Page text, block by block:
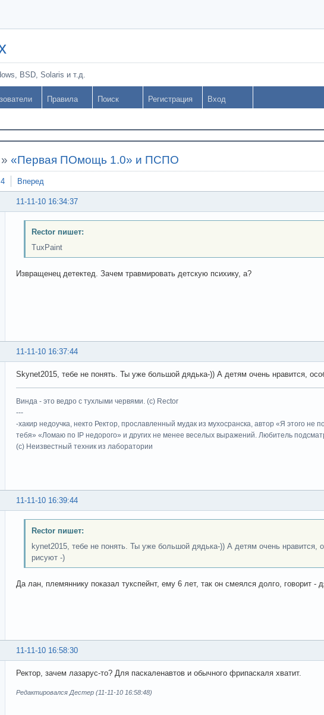
BSD, Solaris и т.д.
Правила Поиск Регистрация Вход
»«Первая ПОмощь 1.0» и ПСПО
4 Вперед
11-11-10 16:34:37
Rector пишет:
TuxPaint
Извращенец детектед. Зачем травмировать детскую психику, а?
11-11-10 16:37:44
Skynet2015, тебе не понять. Ты уже большой дядька-)) А детям очень нравится,
Винда - это ведро с тухлыми червями. (с) Rector
---
-хакир недоучка, некто Ректор, прославленный мудак из мухосранска, автор «Я этого не
тебя» «Ломаю по IP недорого» и других не менее веселых выражений. Любитель
(c) Неизвестный техник из лаборатории
11-11-10 16:39:44
Rector пишет:
kynet2015, тебе не понять. Ты уже большой дядька-)) А детям очень
рисуют -)
Да лан, племяннику показал тукспейнт, ему 6 лет, так он смеялся долго, говорит -
11-11-10 16:58:30
Ректор, зачем лазарус-то? Для паскаленавтов и обычного фрипаскаля хватит.
Редактировался Дестер (11-11-10 16:58:48)